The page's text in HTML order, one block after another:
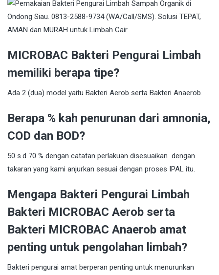
MICROBAC Bakteri Pengurai Limbah
memiliki berapa tipe?
Ada 2 (dua) model yaitu Bakteri Aerob serta Bakteri Anaerob.
Berapa % kah penurunan dari amnonia,
COD dan BOD?
50 s.d 70 % dengan catatan perlakuan disesuaikan dengan
takaran yang kami anjurkan sesuai dengan proses IPAL itu.
Mengapa Bakteri Pengurai Limbah
Bakteri MICROBAC Aerob serta
Bakteri MICROBAC Anaerob amat
penting untuk pengolahan limbah?
Bakteri pengurai amat berperan penting untuk menurunkan